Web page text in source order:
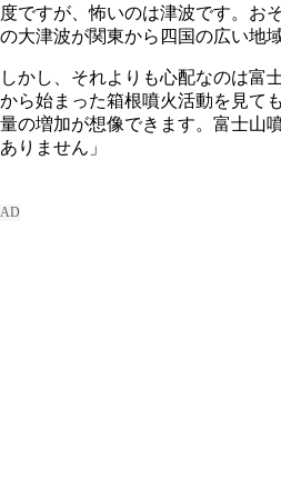
度ですが、怖いのは津波です。お
の大津波が関東から四国の広い地
しかし、それよりも心配なのは富
から始まった箱根噴火活動を見て
量の増加が想像できます。富士山
ありません」